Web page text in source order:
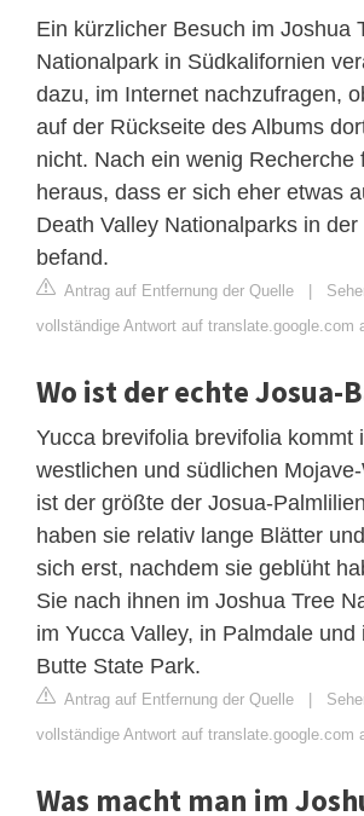
Ein kürzlicher Besuch im Joshua
Nationalpark in Südkalifornien
dazu, im Internet nachzufragen,
auf der Rückseite des Albums
nicht. Nach ein wenig Recherche
heraus, dass er sich eher etwas
Death Valley Nationalparks in
befand.
Antrag auf Entfernung der Quelle |
vollständige Antwort auf translate.google.com
Wo ist der echte Josua-
Yucca brevifolia brevifolia kommt
westlichen und südlichen
ist der größte der Josua-
haben sie relativ lange Blätter
sich erst, nachdem sie geblüht
Sie nach ihnen im Joshua Tree
im Yucca Valley, in Palmdale
Butte State Park.
Antrag auf Entfernung der Quelle |
vollständige Antwort auf translate.google.com
Was macht man im